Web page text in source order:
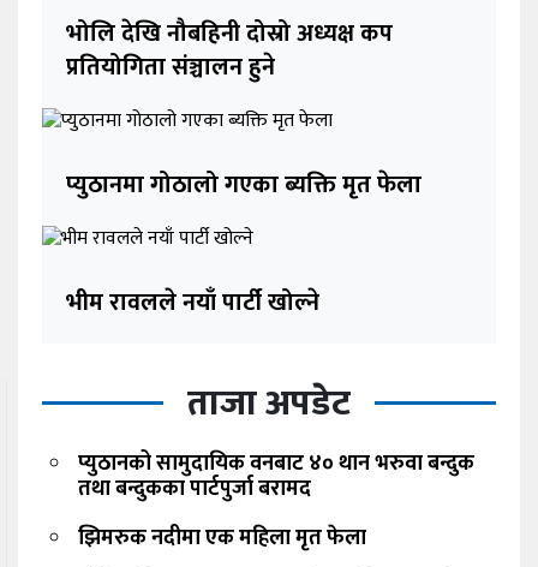
भोलि देखि नौबहिनी दोस्रो अध्यक्ष कप
प्रतियोगिता संञ्चालन हुने
प्युठानमा गोठालो गएका ब्यक्ति मृत फेला
भीम रावलले नयाँ पार्टी खोल्ने
ताजा अपडेट
प्युठानको सामुदायिक वनबाट ४० थान भरुवा बन्दुक
तथा बन्दुकका पार्टपुर्जा बरामद
झिमरुक नदीमा एक महिला मृत फेला